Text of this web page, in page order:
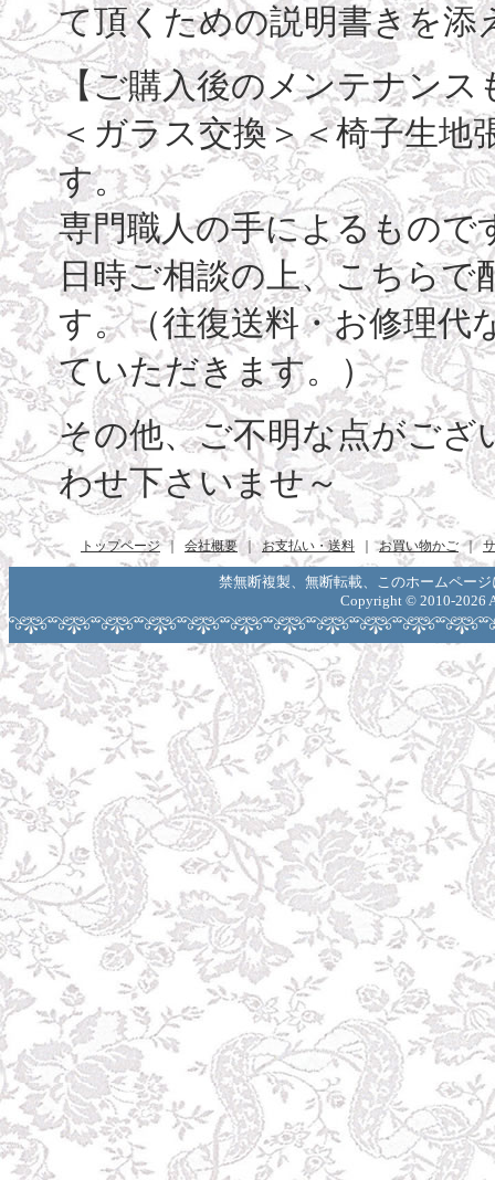
て頂くための説明書きを添
【ご購入後のメンテナンス
＜ガラス交換＞＜椅子生地
す。
専門職人の手によるもので
日時ご相談の上、こちらで
す。（往復送料・お修理代
ていただきます。）
その他、ご不明な点がご
わせ下さいませ～
トップページ ｜ 会社概要 ｜ お支払い・送料 お買い物かご ｜
禁無断複製、無断転載、このホームペー
Copyright © 2010-2026